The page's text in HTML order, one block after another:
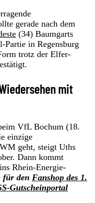
gerade nach dem
(34) Baumgarts
Partie in Regensburg
trotz der Elfer-
mit
VfL Bochum (18.
einzige
geht, steigt Uths
Dann kommt
Rhein-Energie-
für den Fanshop des 1.
Gutscheinportal